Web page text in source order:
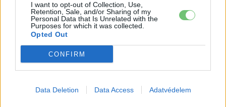
I want to opt-out of Collection, Use,
Retention, Sale, and/or Sharing of my
Personal Data that Is Unrelated with the
Purposes for which it was collected.
Opted Out
CONFIRM
Data Deletion Data Access Adatvédelem